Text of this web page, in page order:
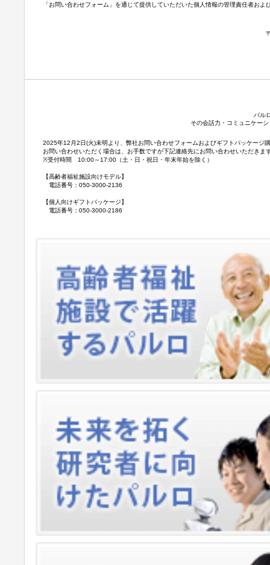
「お問い合わせフォーム」を通じて提供していただいた個人情報の管理責任者お
パル
その会話力・コミュニケー
2025年12月2日(火)未明より、弊社お問い合わせフォームおよびギフトパッケージ
お問い合わせいただく場合は、お手数ですが下記連絡先にお問い合わせいただきま
※受付時間 10:00～17:00（土・日・祝日・年末年始を除く）
【高齢者福祉施設向けモデル】
電話番号：050-3000-2136
【個人向けギフトパッケージ】
電話番号：050-3000-2186